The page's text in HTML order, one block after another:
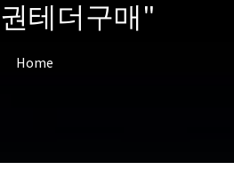
테더구매"
Home